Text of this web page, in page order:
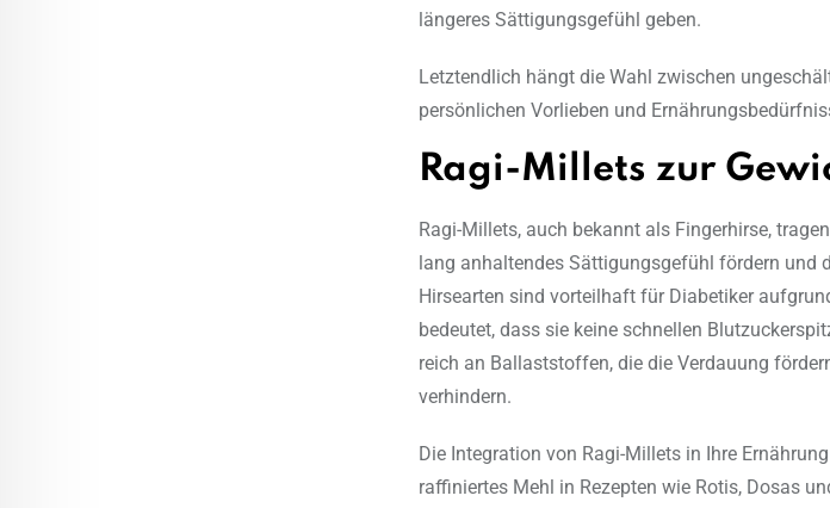
längeres Sättigungsgefühl geben.
Letztendlich hängt die Wahl zwischen
persönlichen Vorlieben und
Ragi-Millets zur
Ragi-Millets, auch bekannt als Fingerhirse,
lang anhaltendes Sättigungsgefühl fördern und
Hirsearten sind vorteilhaft für Diabetiker
bedeutet, dass sie keine schnellen
reich an Ballaststoffen, die die Verdauung
verhindern.
Die Integration von Ragi-Millets in Ihre
raffiniertes Mehl in Rezepten wie Rotis, Dosas